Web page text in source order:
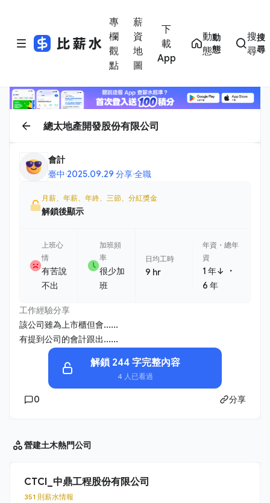
專
欄
觀
點
薪
資
地
圖
下
載
App
動
態
動
態
搜
尋
搜
尋
總太地產開發股份有限公司
會計
臺中·2025.09.29 分享·全職
月薪、年薪、年終、三節、分紅獎金
解鎖後顯示
上班心
情
有苦說
不出
加班頻
率
很少加
班
日均工時
9 hr
年資・總年
資
1 年↓ ・
6 年
工作經驗分享
該公司雖為上市櫃但會......
有提到公司的會計跟出......
解鎖 244 字完整內容
4 人已看過
0 分享
營建土木熱門公司
CTCI_中鼎工程股份有限公司
351 則薪水情報